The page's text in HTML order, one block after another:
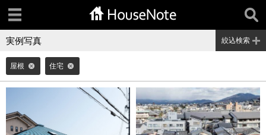
実例写真 絞込検索
屋根 住宅